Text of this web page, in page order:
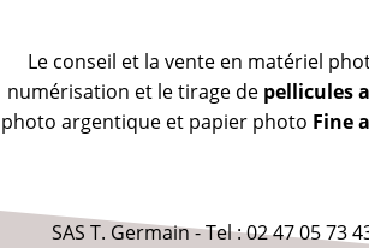
Le conseil et la vente en matériel
numérisation et le tirage de pellicules
photo argentique et papier photo Fine
SAS T. Germain - Tel : 02 47 05